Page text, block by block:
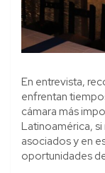
En entrevista,
enfrentan
cámara más
Latinoamérica,
asociados y en
oportunidades